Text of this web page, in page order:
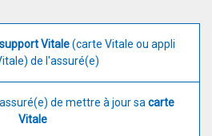
support Vitale(carte Vitale ou appli
de l'assuré(e)
de mettre à jour sacarte
Vitale